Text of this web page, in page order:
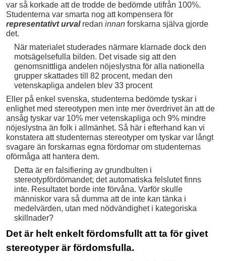
var så korkade att de trodde de bedömde utifrån 100%.
Studenterna var smarta nog att kompensera för
representativt urvalredan innan forskarna själva gjorde
det.
När materialet studerades närmare klarnade dock den
motsägelsefulla bilden. Det visade sig att den
genomsnittliga andelen nöjeslystna för alla nationella
grupper skattades till 82 procent, medan den
vetenskapliga andelen blev 33 procent
Eller på enkel svenska, studenterna bedömde tyskar i
enlighet med stereotypen men inte mer överdrivet än att de
ansåg tyskar var 10% mer vetenskapliga och 9% mindre
nöjeslystna än folk i allmänhet. Så här i efterhand kan vi
konstatera att studenternas stereotyper om tyskar var långt
svagare än forskarnas egna fördomar om studenternas
oförmåga att hantera dem.
Detta är en falsifiering av grundbulten i
stereotypfördömandet; det automatiska felslutet finns
inte. Resultatet borde inte förvåna. Varför skulle
människor vara så dumma att de inte kan tänka i
medelvärden, utan med nödvändighet i kategoriska
skillnader?
Det är helt enkelt fördomsfullt att ta för givet
stereotyper är fördomsfulla.